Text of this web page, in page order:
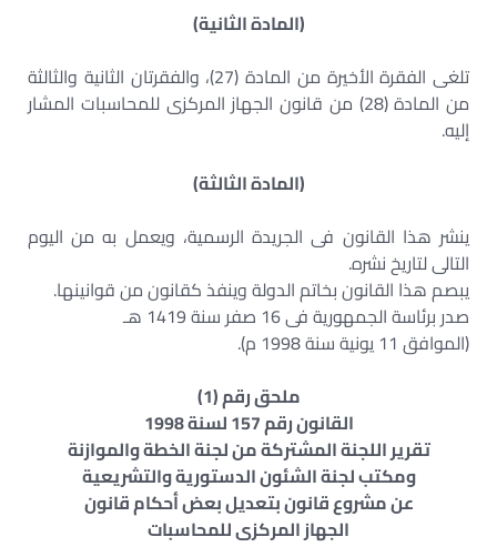
(المادة الثانية)
تلغى الفقرة الأخيرة من المادة (27)، والفقرتان الثانية والثالثة
من المادة (28) من قانون الجهاز المركزى للمحاسبات المشار
إليه.
(المادة الثالثة)
ينشر هذا القانون فى الجريدة الرسمية، ويعمل به من اليوم
التالى لتاريخ نشره.
يبصم هذا القانون بخاتم الدولة وينفذ كقانون من قوانينها.
صدر برئاسة الجمهورية فى 16 صفر سنة 1419 هـ
(الموافق 11 يونية سنة 1998 م).
ملحق رقم (1)
القانون رقم 157 لسنة 1998
تقرير اللجنة المشتركة من لجنة الخطة والموازنة
ومكتب لجنة الشئون الدستورية والتشريعية
عن مشروع قانون بتعديل بعض أحكام قانون
الجهاز المركزى للمحاسبات